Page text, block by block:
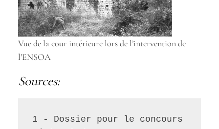
Vue de la cour intérieure lors de l’intervention de
l’ENSOA
Sources:
1 - Dossier pour le concours